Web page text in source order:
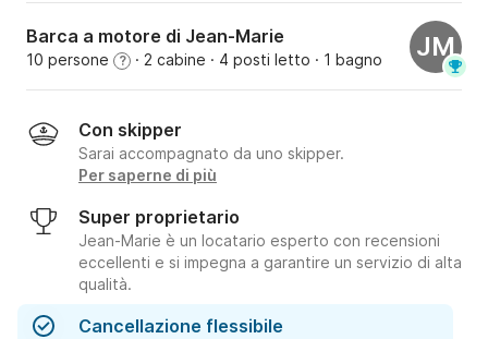
Barca a motore di Jean-Marie
10 persone ? · 2 cabine · 4 posti letto · 1 bagno JM
Con skipper
Sarai accompagnato da uno skipper.
Per saperne di più
Super proprietario
Jean-Marie è un locatario esperto con recensioni
eccellenti e si impegna a garantire un servizio di alta
qualità.
Cancellazione flessibile